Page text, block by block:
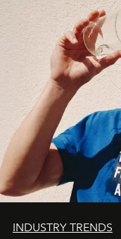
INDUSTRY TRENDS